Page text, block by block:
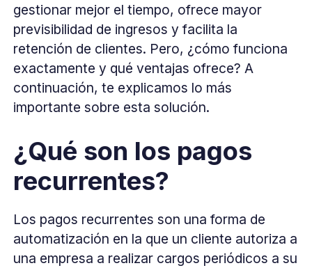
gestionar mejor el tiempo, ofrece mayor
previsibilidad de ingresos y facilita la
retención de clientes. Pero, ¿cómo funciona
exactamente y qué ventajas ofrece? A
continuación, te explicamos lo más
importante sobre esta solución.
¿Qué son los pagos
recurrentes?
Los pagos recurrentes son una forma de
automatización en la que un cliente autoriza a
una empresa a realizar cargos periódicos a su